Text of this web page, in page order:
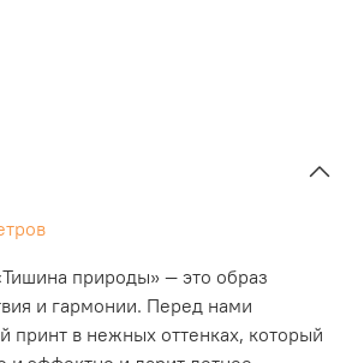
природы» — это образ
и гармонии. Перед нами
принт в нежных оттенках, который